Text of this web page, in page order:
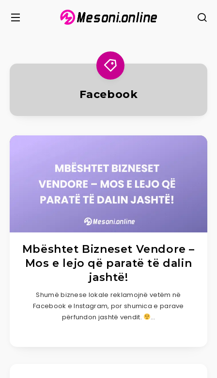
Facebook
Mbështet Bizneset Vendore –
Mos e lejo që paratë të dalin
jashtë!
Shumë biznese lokale reklamojnë vetëm në
Facebook e Instagram, por shumica e parave
përfundon jashtë vendit.
…